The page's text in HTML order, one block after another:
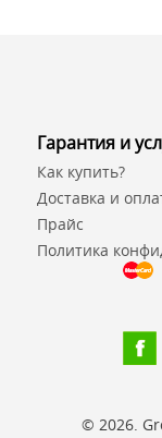
Гарантия и
Как купить?
Доставка и
Прайс
Политика
© 2026.